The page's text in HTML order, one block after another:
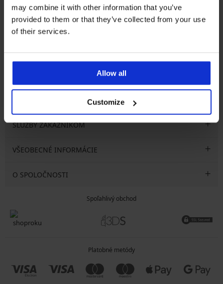
may combine it with other information that you’ve
provided to them or that they’ve collected from your use
of their services.
Allow all
Customize
Newsletter
Prihláste sa do newsletteru a získajte
CHCEM ODOBERAŤ
SLUŽBY ZÁKAZNÍKOM
VŠEOBECNÉ INFORMÁCIE
O SPOLOČNOSTI
Spoľahlivý obchod
Platobné metódy